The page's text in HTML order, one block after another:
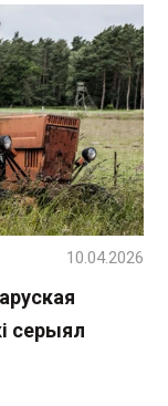
серыял
10.04.2026